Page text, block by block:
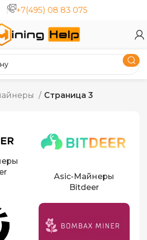
+7(495) 08 83 075
Страница 3
Asic-Майнеры
Bitdeer